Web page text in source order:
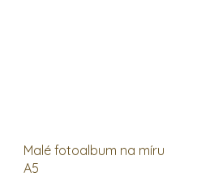
Malé fotoalbum na míru
A5